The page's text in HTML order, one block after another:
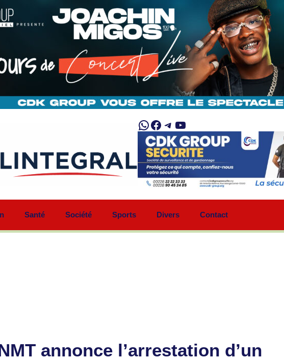
WhatsApp
Facebook
Telegram
YouTube
Santé Société Sports Divers Contact
annonce l’arrestation d’un